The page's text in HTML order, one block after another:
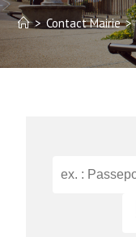
> Contact Mairie >